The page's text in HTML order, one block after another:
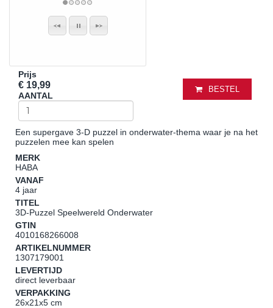
Prijs
€ 19,99
AANTAL
BESTEL
Een supergave 3-D puzzel in onderwater-thema waar je na het
puzzelen mee kan spelen
MERK
HABA
VANAF
4 jaar
TITEL
3D-Puzzel Speelwereld Onderwater
GTIN
4010168266008
ARTIKELNUMMER
1307179001
LEVERTIJD
direct leverbaar
VERPAKKING
26x21x5 cm